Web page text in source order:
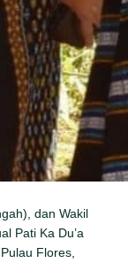
dan Wakil
Pati Ka Du’a
Flores,